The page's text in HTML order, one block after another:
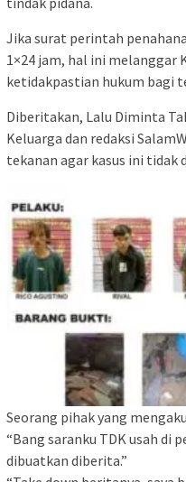
Jika surat perintah
1×24 jam, hal ini melanggar
ketidakpastian hukum bagi
Diberitakan, Lalu Diminta
Keluarga dan redaksi
tekanan agar kasus ini tidak
Seorang pihak yang
“Bang saranku TDK usah di
dibuatkan diberita.”